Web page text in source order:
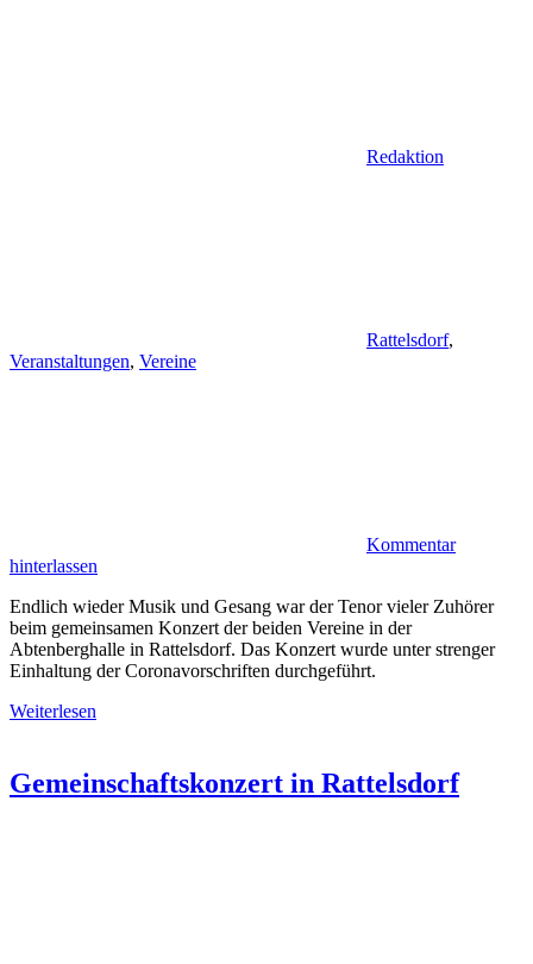
Redaktion
Rattelsdorf,
Veranstaltungen, Vereine
Kommentar
hinterlassen
Endlich wieder Musik und Gesang war der Tenor vieler Zuhörer
beim gemeinsamen Konzert der beiden Vereine in der
Abtenberghalle in Rattelsdorf. Das Konzert wurde unter strenger
Einhaltung der Coronavorschriften durchgeführt.
Weiterlesen
Gemeinschaftskonzert in Rattelsdorf